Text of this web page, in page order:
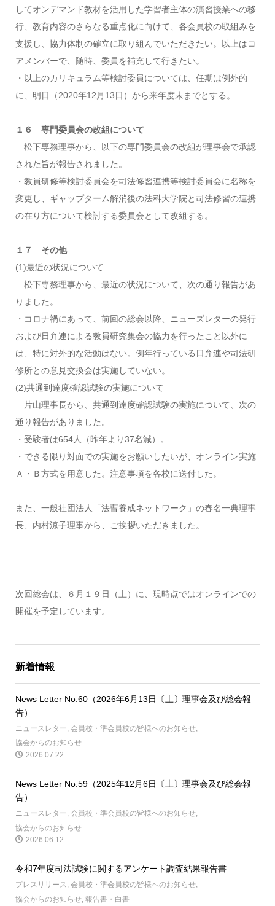
してオンデマンド教材を活用した学習者主体の演習授業への移
行、教育内容のさらなる重点化に向けて、各会員校の取組みを
支援し、協力体制の確立に取り組んでいただきたい。以上はコ
アメンバーで、随時、委員を補充して行きたい。
・以上のカリキュラム等検討委員については、任期は例外的
に、明日（2020年12月13日）から来年度末までとする。
１６ 専門委員会の改組について
松下専務理事から、以下の専門委員会の改組が理事会で承認
された旨が報告されました。
・教員研修等検討委員会を司法修習連携等検討委員会に名称を
変更し、ギャップターム解消後の法科大学院と司法修習の連携
の在り方について検討する委員会として改組する。
１７ その他
(1)最近の状況について
松下専務理事から、最近の状況について、次の通り報告があ
りました。
・コロナ禍にあって、前回の総会以降、ニューズレターの発行
および日弁連による教員研究集会の協力を行ったこと以外に
は、特に対外的な活動はない。例年行っている日弁連や司法研
修所との意見交換会は実施していない。
(2)共通到達度確認試験の実施について
片山理事長から、共通到達度確認試験の実施について、次の
通り報告がありました。
・受験者は654人（昨年より37名減）。
・できる限り対面での実施をお願いしたいが、オンライン実施
Ａ・Ｂ方式を用意した。注意事項を各校に送付した。
また、一般社団法人「法曹養成ネットワーク」の春名一典理事
長、内村涼子理事から、ご挨拶いただきました。
次回総会は、６月１９日（土）に、現時点ではオンラインでの
開催を予定しています。
新着情報
News Letter No.60（2026年6月13日〔土〕理事会及び総会報
告）
ニュースレター 会員校・準会員校の皆様へのお知らせ
協会からのお知らせ
2026.07.22
News Letter No.59（2025年12月6日〔土〕理事会及び総会報
告）
ニュースレター, 会員校・準会員校の皆様へのお知らせ,
協会からのお知らせ
2026.06.12
令和7年度司法試験に関するアンケート調査結果報告書
プレスリリース, 会員校・準会員校の皆様へのお知らせ,
協会からのお知らせ 報告書・白書